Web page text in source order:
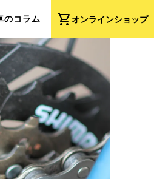
shopping_cartオンラインショップ
のコラム